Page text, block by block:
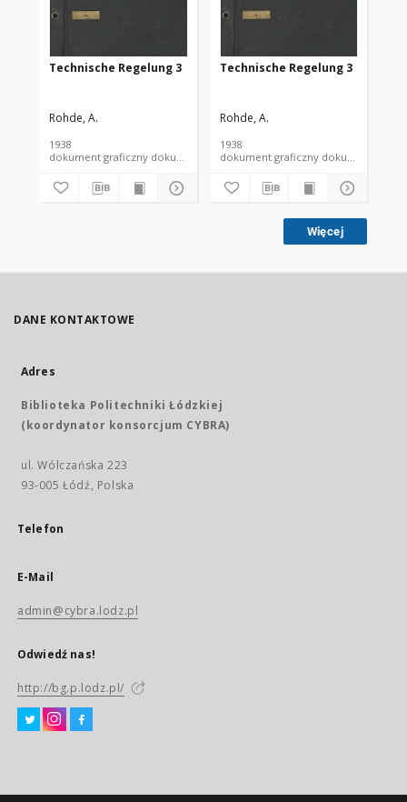
Technische Regelung 3
Rohde, A.
1938
dokument graficzny dokument piśmienniczy
Technische Regelung 3
Rohde, A.
1938
dokument graficzny dokument
Więcej
DANE KONTAKTOWE
Adres
Biblioteka Politechniki Łódzkiej
(koordynator konsorcjum CYBRA)
ul. Wólczańska 223
93-005 Łódź, Polska
Telefon
E-Mail
admin@cybra.lodz.pl
Odwiedź nas!
http://bg.p.lodz.pl/